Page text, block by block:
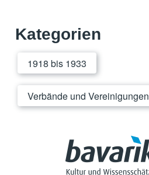
Kategorien
1918 bis 1933
Verbände und Vereinigungen